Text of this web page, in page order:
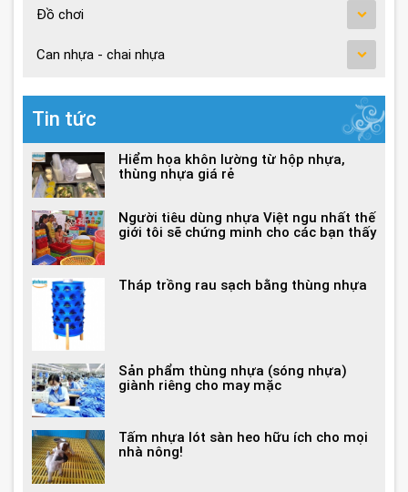
Đồ chơi
Can nhựa - chai nhựa
Tin tức
Hiểm họa khôn lường từ hộp nhựa,
thùng nhựa giá rẻ
Người tiêu dùng nhựa Việt ngu nhất thế
giới tôi sẽ chứng minh cho các bạn thấy
Tháp trồng rau sạch bằng thùng nhựa
Sản phẩm thùng nhựa (sóng nhựa)
giành riêng cho may mặc
Tấm nhựa lót sàn heo hữu ích cho mọi
nhà nông!